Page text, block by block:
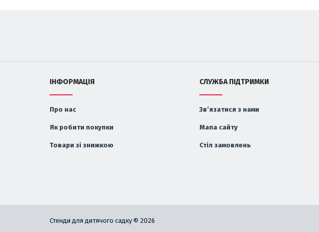
ІНФОРМАЦІЯ
Про нас
Як робити покупки
Товари зі знижкою
СЛУЖБА ПІДТРИМКИ
Зв’язатися з нами
Мапа сайту
Стіл замовлень
Стенди для дитячого садку © 2026